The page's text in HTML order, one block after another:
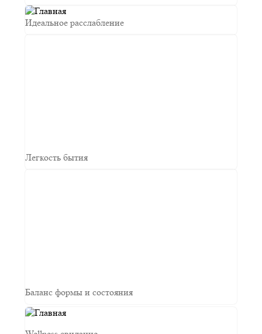
Идеальное расслабление
Легкость бытия
Баланс формы и состояния